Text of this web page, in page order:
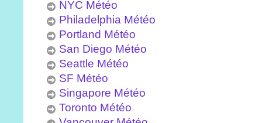
NYC Météo
Philadelphia Météo
Portland Météo
San Diego Météo
Seattle Météo
SF Météo
Singapore Météo
Toronto Météo